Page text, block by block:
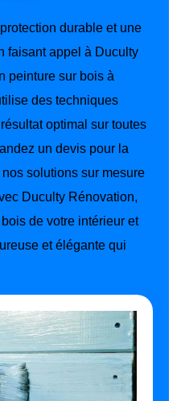
durable et une
faisant appel à Duculty
peinture sur bois à
des techniques
optimal sur toutes
un devis pour la
solutions sur mesure
Duculty Rénovation,
de votre intérieur et
et élégante qui